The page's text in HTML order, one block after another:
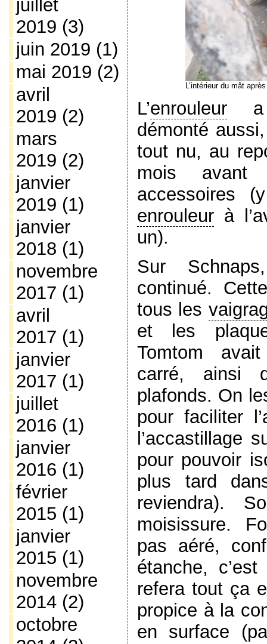
juillet
2019 (3)
juin 2019 (1)
mai 2019 (2)
avril
2019 (2)
mars
2019 (2)
janvier
2019 (1)
janvier
2018 (1)
novembre
2017 (1)
avril
2017 (1)
janvier
2017 (1)
juillet
2016 (1)
janvier
2016 (1)
février
2015 (1)
janvier
2015 (1)
novembre
2014(2)
octobre
L’intérieur du mât
L’enrouleura
démonté
tout nu, au
mois avant
accessoires
enrouleurà
un).
Sur
continué.
tous les
et les
Tomtom
carré, ainsi
plafonds. On
pour faciliter
l’accastillage
pour pouvoir
plus tard
reviendra).
moisissure.
pas aéré,
étanche,
refera tout ça
propice à la
en surface